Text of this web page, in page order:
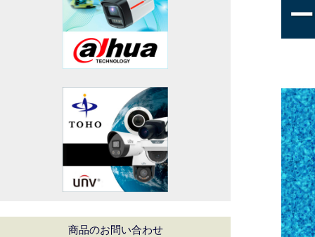
商品のお問い合わせ